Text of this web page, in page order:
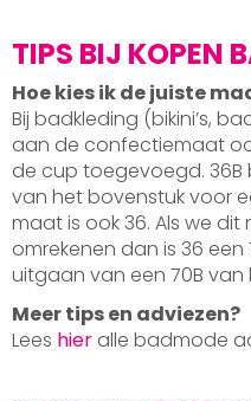
TIPS BIJ KOPEN
Hoe kies ik de juiste
Bij badkleding (bikini’s,
aan de confectiemaat
de cup toegevoegd.
van het bovenstuk voor
maat is ook 36. Als we
omrekenen dan is 36 een
uitgaan van een 70B
Meer tips en adviezen?
Lees hier alle badmode